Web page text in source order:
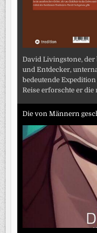
David Livingstone,
und Entdecker,
bedeutende
Reise erforschte er
Die von Männern